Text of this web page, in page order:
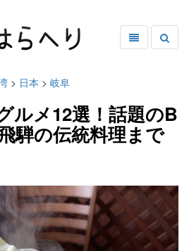
> 日本 > 岐阜
ルメ12選！話題のB
騨の伝統料理まで